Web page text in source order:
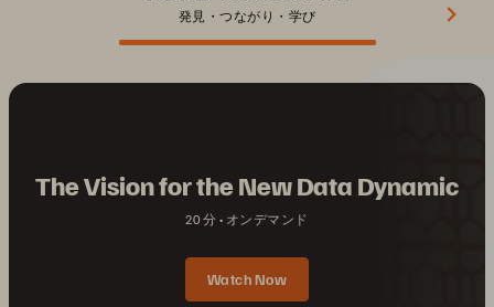
発見・つながり・学び
The Vision for the New Data Dynamic
20 分 オンデマンド
Watch Now